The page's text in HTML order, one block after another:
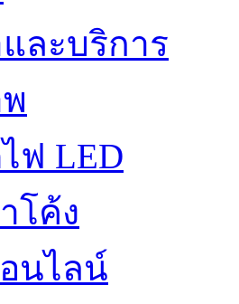
ละบริการ
ฟ LED
โค้ง
นไลน์